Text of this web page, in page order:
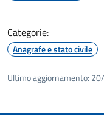
Categorie:
Anagrafe e stato civile
Ultimo aggiornamento: